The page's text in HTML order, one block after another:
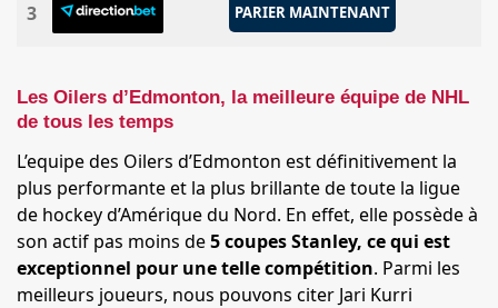
3 PARIER MAINTENANT
Les Oilers d’Edmonton, la meilleure équipe de NHL
de tous les temps
L’equipe des Oilers d’Edmonton est définitivement la
plus performante et la plus brillante de toute la ligue
de hockey d’Amérique du Nord. En effet, elle possède à
son actif pas moins de5 coupes Stanley, ce qui est
exceptionnel pour une telle compétition. Parmi les
meilleurs joueurs, nous pouvons citer Jari Kurri